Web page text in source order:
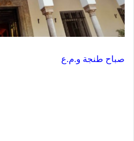
صباح طنجة و.م.ع